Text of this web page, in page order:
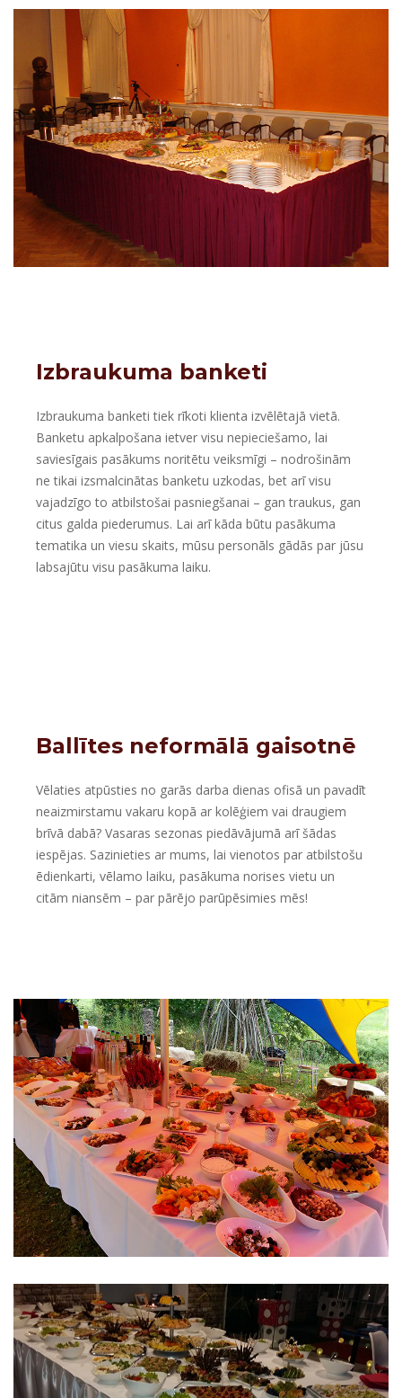
Izbraukuma banketi
Izbraukuma banketi tiek rīkoti klienta izvēlētajā vietā.
Banketu apkalpošana ietver visu nepieciešamo, lai
saviesīgais pasākums noritētu veiksmīgi – nodrošinām
ne tikai izsmalcinātas banketu uzkodas, bet arī visu
vajadzīgo to atbilstošai pasniegšanai – gan traukus, gan
citus galda piederumus. Lai arī kāda būtu pasākuma
tematika un viesu skaits, mūsu personāls gādās par jūsu
labsajūtu visu pasākuma laiku.
Ballītes neformālā gaisotnē
Vēlaties atpūsties no garās darba dienas ofisā un pavadīt
neaizmirstamu vakaru kopā ar kolēģiem vai draugiem
brīvā dabā? Vasaras sezonas piedāvājumā arī šādas
iespējas. Sazinieties ar mums, lai vienotos par atbilstošu
ēdienkarti, vēlamo laiku, pasākuma norises vietu un
citām niansēm – par pārējo parūpēsimies mēs!